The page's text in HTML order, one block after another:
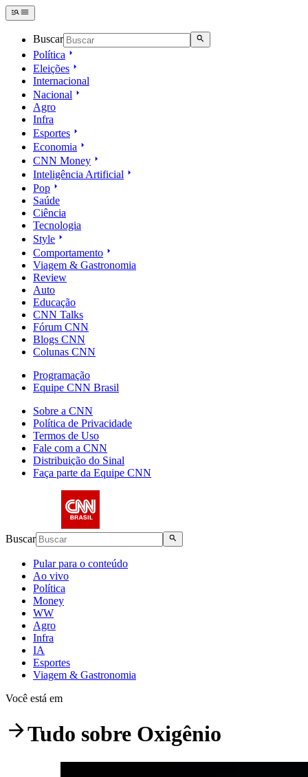
Buscar
Política
Eleições
Internacional
Nacional
Agro
Infra
Esportes
Economia
CNN Money
Inteligência Artificial
Pop
Saúde
Ciência
Tecnologia
Style
Comportamento
Viagem & Gastronomia
Review
Auto
Educação
CNN Talks
Fórum CNN
Blogs CNN
Colunas CNN
Programação
Equipe CNN Brasil
Sobre a CNN
Política de Privacidade
Termos de Uso
Fale com a CNN
Distribuição do Sinal
Faça parte da Equipe CNN
Buscar
Pular para o conteúdo
Ao vivo
Política
Money
WW
Agro
Infra
IA
Esportes
Viagem & Gastronomia
Você está em
Tudo sobre Oxigênio